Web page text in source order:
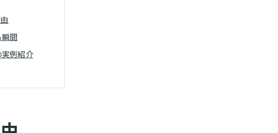
間
例紹介
効果
快適さ
魅力